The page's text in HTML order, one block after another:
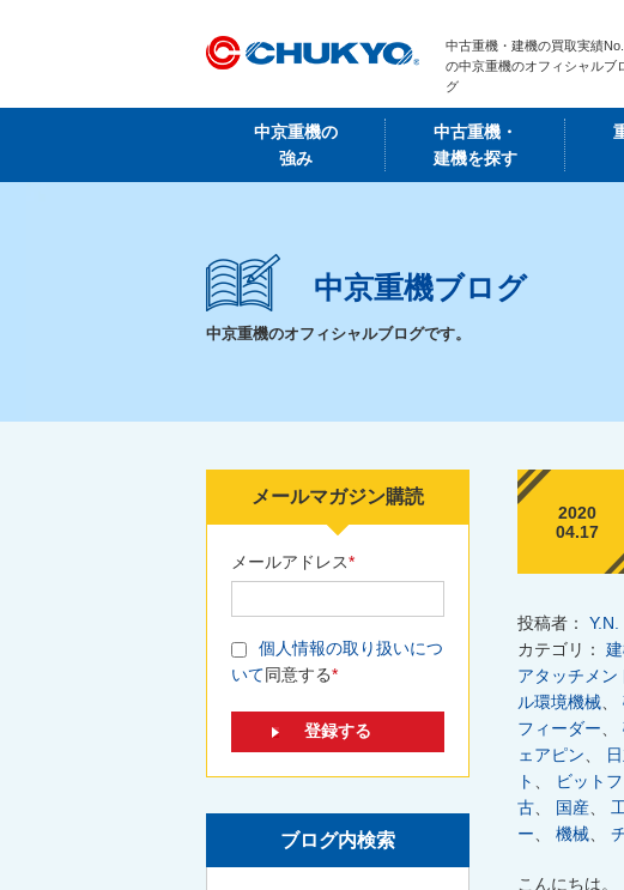
中古重機・建機の買取実績
の中京重機のオフィシャルブ
グ
中京重機の
強み
中古重機・
建機を探す
中京重機ブログ
中京重機のオフィシャルブログです。
2020
04.17
投稿者： Y.N.
カテゴリ：
アタッチメン
ル環境機械
フィーダー
ェアピン
ト
ビット
古
国産
ー
機械
こんにちは。
メールマガジン購読
メールアドレス*
個人情報の取り扱いにつ
いて同意する*
ブログ内検索